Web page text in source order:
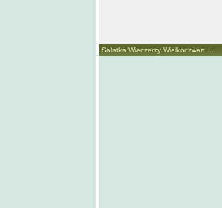
Sałatka Wieczerzy Wielkoczwart ...